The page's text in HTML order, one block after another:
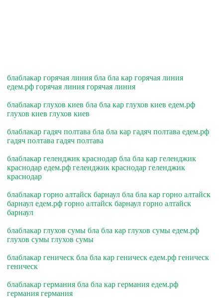
блаблакар горячая линия бла бла кар горячая линия
едем.рф горячая линия горячая линия
блаблакар глухов киев бла бла кар глухов киев едем.рф
глухов киев глухов киев
блаблакар гадяч полтава бла бла кар гадяч полтава едем.рф
гадяч полтава гадяч полтава
блаблакар геленджик краснодар бла бла кар геленджик
краснодар едем.рф геленджик краснодар геленджик
краснодар
блаблакар горно алтайск барнаул бла бла кар горно алтайск
барнаул едем.рф горно алтайск барнаул горно алтайск
барнаул
блаблакар глухов сумы бла бла кар глухов сумы едем.рф
глухов сумы глухов сумы
блаблакар геническ бла бла кар геническ едем.рф геническ
геническ
блаблакар германия бла бла кар германия едем.рф
германия германия